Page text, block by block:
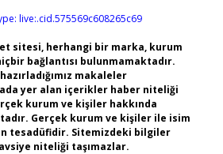
live:.cid.575569c608265c69
sitesi, herhangi bir marka, kurum
bağlantısı bulunmamaktadır.
makaleler
yer alan içerikler haber niteliği
kurum ve kişiler hakkında
Gerçek kurum ve kişiler ile isim
tesadüfidir. Sitemizdeki bilgiler
niteliği taşımazlar.